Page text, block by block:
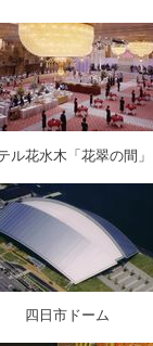
ル花水木「花翠の間」
四日市ドーム